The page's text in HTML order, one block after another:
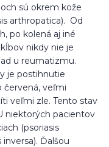
sú okrem kože
arthropatica). Od
po kolená aj iné
nikdy nie je
u reumatizmu.
je postihnutie
červená, veľmi
veľmi zle. Tento stav
niektorých pacientov
(psoriasis
Ďalšou